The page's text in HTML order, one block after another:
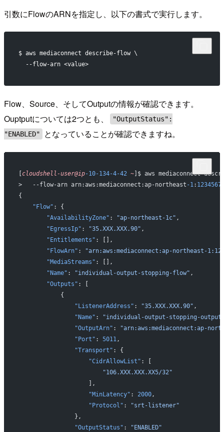
引数にFlowのARNを指定し、以下の書式で実行します。
$ aws mediaconnect describe-flow \
  --flow-arn <value>
Flow、Source、そしてOutputの情報が確認できます。
Ouptputについては2つとも、
"OutputStatus":
"ENABLED"
となっていることが確認できますね。
cloudshell-user@ip-10-134-4-42 ~]$ aws mediaconnect
>   --flow-arn arn:aws:mediaconnect:ap-northeast -1:
{
    "Flow"
: {
        "AvailabilityZone"
: "ap-northeast-1c" ,
        "EgressIp"
: "35.XXX.XXX.90" ,
        "Entitlements"
: [],
        "FlowArn"
:
"arn:aws:mediaconnect:ap-northeast-
        "MediaStreams"
: [],
        "Name"
: "individual-output-stopping-flow" ,
        "Outputs"
: [
            {
                "ListenerAddress"
: "35.XXX.XXX.90" ,
                "Name"
:
"individual-output-stopping-
                "OutputArn"
:
"arn:aws:mediaconnect:ap-
                "Port"
: 5011,
                "Transport"
: {
                    "CidrAllowList"
: [
                        "106.XXX.XXX.XX5/32"
                    ],
                    "MinLatency"
: 2000,
                    "Protocol"
:
"srt-listener"
                },
                "OutputStatus"
: "ENABLED"